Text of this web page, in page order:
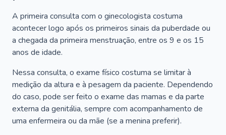
A primeira consulta com o ginecologista costuma
acontecer logo após os primeiros sinais da puberdade ou
a chegada da primeira menstruação, entre os 9 e os 15
anos de idade.
Nessa consulta, o exame físico costuma se limitar à
medição da altura e à pesagem da paciente. Dependendo
do caso, pode ser feito o exame das mamas e da parte
externa da genitália, sempre com acompanhamento de
uma enfermeira ou da mãe (se a menina preferir).